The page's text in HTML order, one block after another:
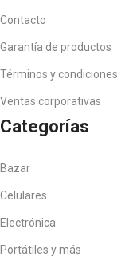
Contacto
Garantía de productos
Términos y condiciones
Ventas corporativas
Categorías
Bazar
Celulares
Electrónica
Portátiles y más